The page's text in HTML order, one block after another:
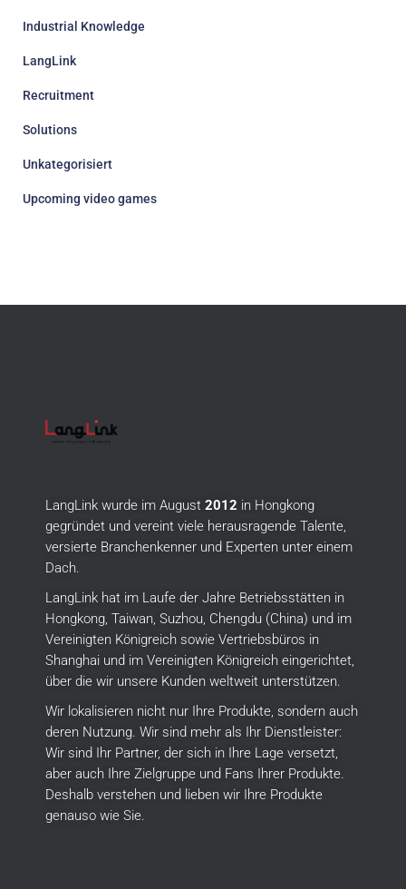
Industrial Knowledge
LangLink
Recruitment
Solutions
Unkategorisiert
Upcoming video games
LangLink wurde im August 2012 in Hongkong
gegründet und vereint viele herausragende Talente,
versierte Branchenkenner und Experten unter einem
Dach.
LangLink hat im Laufe der Jahre Betriebsstätten in
Hongkong, Taiwan, Suzhou, Chengdu (China) und im
Vereinigten Königreich sowie Vertriebsbüros in
Shanghai und im Vereinigten Königreich eingerichtet,
über die wir unsere Kunden weltweit unterstützen.
Wir lokalisieren nicht nur Ihre Produkte, sondern auch
deren Nutzung. Wir sind mehr als Ihr Dienstleister:
Wir sind Ihr Partner, der sich in Ihre Lage versetzt,
aber auch Ihre Zielgruppe und Fans Ihrer Produkte.
Deshalb verstehen und lieben wir Ihre Produkte
genauso wie Sie.